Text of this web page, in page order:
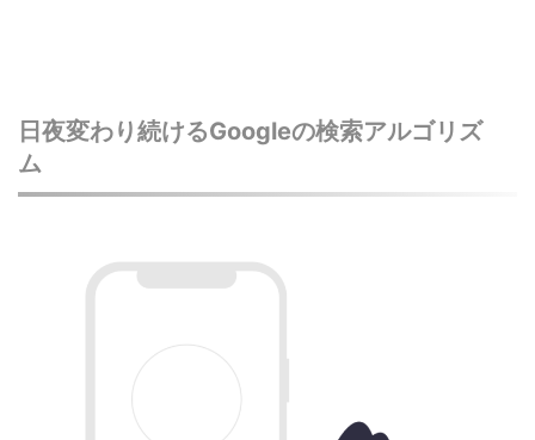
日夜変わり続けるGoogleの検索アルゴリズ
ム